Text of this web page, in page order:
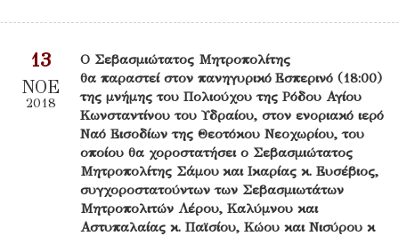
13
ΝΟΕ
2018
Ο Σεβασμιώτατος Μητροπολίτης
θα παραστεί στον πανηγυρικό Εσπερινό (18:00)
της μνήμης του Πολιούχου της Ρόδου Αγίου
Κωνσταντίνου του Υδραίου, στον ενοριακό ιερό
Ναό Εισοδίων της Θεοτόκου Νεοχωρίου, του
οποίου θα χοροστατήσει ο Σεβασμιώτατος
Μητροπολίτης Σάμου και Ικαρίας κ. Ευσέβιος,
συγχοροστατούντων των Σεβασμιωτάτων
Μητροπολιτών Λέρου, Καλύμνου και
Αστυπαλαίας κ. Παϊσίου, Κώου και Νισύρου κ